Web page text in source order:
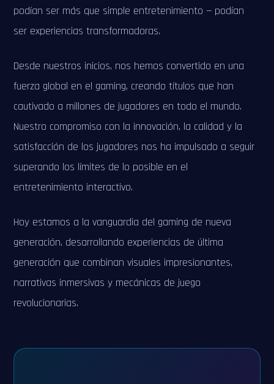
podían ser más que simple entretenimiento — podían
ser experiencias transformadoras.
Desde nuestros inicios, nos hemos convertido en una
fuerza global en el gaming, creando títulos que han
cautivado a millones de jugadores en todo el mundo.
Nuestro compromiso con la innovación, la calidad y la
satisfacción de los jugadores nos ha impulsado a seguir
superando los límites de lo posible en el
entretenimiento interactivo.
Hoy estamos a la vanguardia del gaming de nueva
generación, desarrollando experiencias de última
generación que combinan visuales impresionantes,
narrativas inmersivas y mecánicas de juego
revolucionarias.